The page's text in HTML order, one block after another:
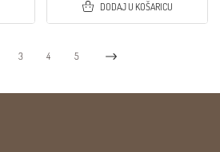
DODAJ U KOŠARICU
3 4 5